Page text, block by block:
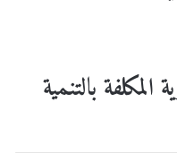
المكلفة بالتنمية